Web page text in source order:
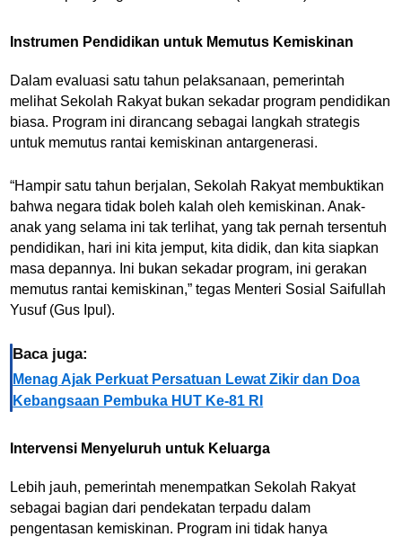
Instrumen Pendidikan untuk Memutus Kemiskinan
Dalam evaluasi satu tahun pelaksanaan, pemerintah
melihat Sekolah Rakyat bukan sekadar program pendidikan
biasa. Program ini dirancang sebagai langkah strategis
untuk memutus rantai kemiskinan antargenerasi.
“Hampir satu tahun berjalan, Sekolah Rakyat membuktikan
bahwa negara tidak boleh kalah oleh kemiskinan. Anak-
anak yang selama ini tak terlihat, yang tak pernah tersentuh
pendidikan, hari ini kita jemput, kita didik, dan kita siapkan
masa depannya. Ini bukan sekadar program, ini gerakan
memutus rantai kemiskinan,” tegas Menteri Sosial Saifullah
Yusuf (Gus Ipul).
Baca juga:
Menag Ajak Perkuat Persatuan Lewat Zikir dan Doa
Kebangsaan Pembuka HUT Ke-81 RI
Intervensi Menyeluruh untuk Keluarga
Lebih jauh, pemerintah menempatkan Sekolah Rakyat
sebagai bagian dari pendekatan terpadu dalam
pengentasan kemiskinan. Program ini tidak hanya